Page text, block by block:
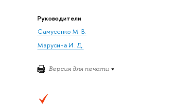
Руководители
Самусенко М. В.
Марусина И. Д.
Версия для печати